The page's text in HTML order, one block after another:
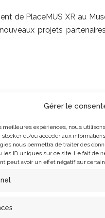
Gérer le
meilleures expériences, nous
stocker et/ou accéder aux
nous permettra de traiter des
les ID uniques sur ce site. Le fait de
peut avoir un effet négatif sur
de PlaceMUS XR au
projets
des Sciences du